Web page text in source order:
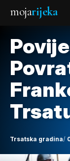
mojarijeka
Trsatska gradina